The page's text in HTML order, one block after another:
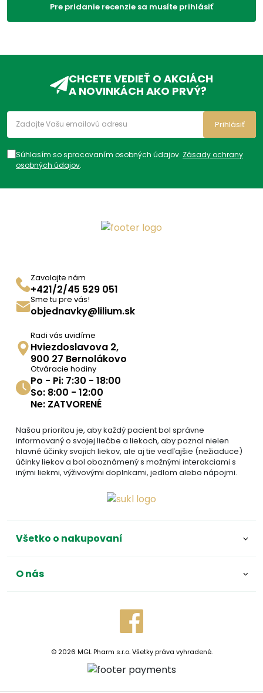
Pre pridanie recenzie sa musíte prihlásiť
CHCETE VEDIEŤ O AKCIÁCH
A NOVINKÁCH AKO PRVÝ?
Súhlasím so spracovaním osobných údajov. Zásady ochrany
osobných údajov.
Prihlásiť
Zavolajte nám
+421/2/45 529 051
Sme tu pre vás!
objednavky@lilium.sk
Radi vás uvidíme
Hviezdoslavova 2,
900 27 Bernolákovo
Otváracie hodiny
Po - Pi: 7:30 - 18:00
So: 8:00 - 12:00
Ne: ZATVORENÉ
Našou prioritou je, aby každý pacient bol správne
informovaný o svojej liečbe a liekoch, aby poznal nielen
hlavné účinky svojich liekov, ale aj tie vedľajšie (nežiaduce)
účinky liekov a bol oboznámený s možnými interakciami s
inými liekmi, výživovými doplnkami, jedlom alebo nápojmi.
Všetko o nakupovaní
O nás
© 2026 MGL Pharm s.r.o. Všetky práva vyhradené.